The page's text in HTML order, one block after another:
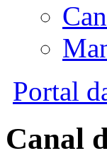
Portal
Canal